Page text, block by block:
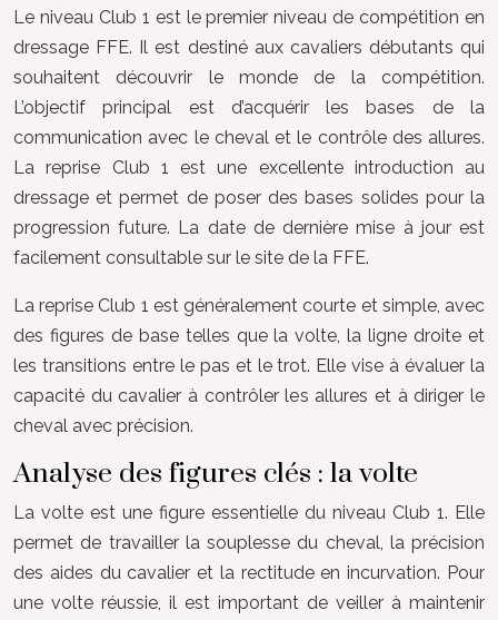
Le niveau Club 1 est le premier niveau de compétition en
dressage FFE. Il est destiné aux cavaliers débutants qui
souhaitent découvrir le monde de la compétition.
L’objectif principal est d’acquérir les bases de la
communication avec le cheval et le contrôle des allures.
La reprise Club 1 est une excellente introduction au
dressage et permet de poser des bases solides pour la
progression future. La date de dernière mise à jour est
facilement consultable sur le site de la FFE.
La reprise Club 1 est généralement courte et simple, avec
des figures de base telles que la volte, la ligne droite et
les transitions entre le pas et le trot. Elle vise à évaluer la
capacité du cavalier à contrôler les allures et à diriger le
cheval avec précision.
Analyse des figures clés : la volte
La volte est une figure essentielle du niveau Club 1. Elle
permet de travailler la souplesse du cheval, la précision
des aides du cavalier et la rectitude en incurvation. Pour
une volte réussie, il est important de veiller à maintenir